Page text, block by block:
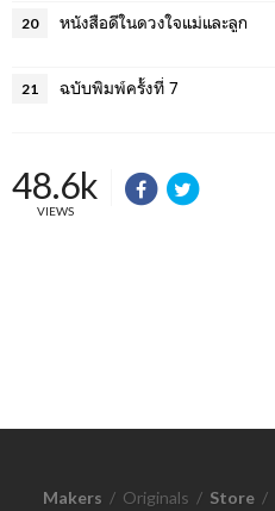
20 หนังสือดีในดวงใจแม่และลูก
21 ฉบับพิมพ์ครั้งที่ 7
48.6k
VIEWS
Makers / Originals / Store /